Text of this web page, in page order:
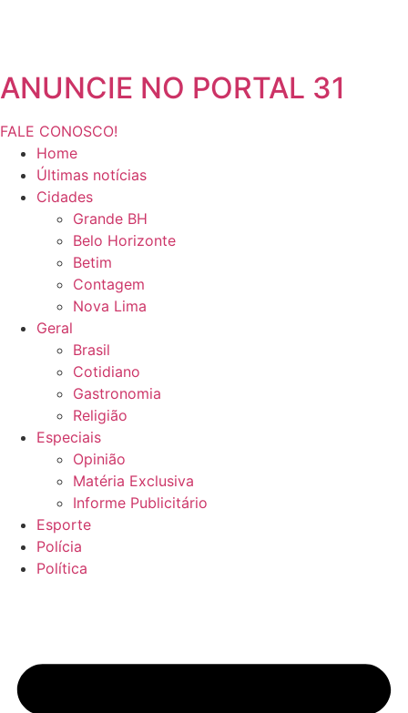
ANUNCIE NO PORTAL 31
FALE CONOSCO!
Home
Últimas notícias
Cidades
Grande BH
Belo Horizonte
Betim
Contagem
Nova Lima
Geral
Brasil
Cotidiano
Gastronomia
Religião
Especiais
Opinião
Matéria Exclusiva
Informe Publicitário
Esporte
Polícia
Política